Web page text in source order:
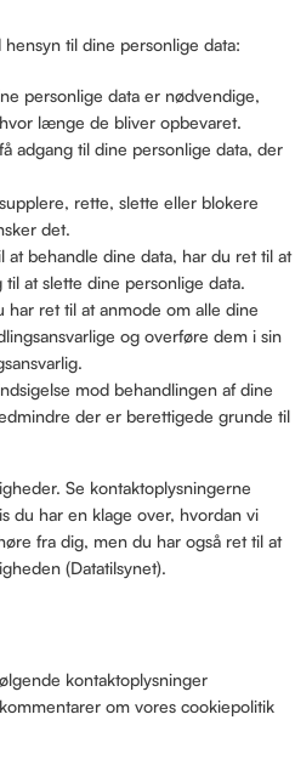
til dine personlige data:
personlige data er nødvendige,
længe de bliver opbevaret.
adgang til dine personlige data, der
rette, slette eller blokere
det.
at behandle dine data, har du ret til at
at slette dine personlige data.
har ret til at anmode om alle dine
og overføre dem i sin
mod behandlingen af ​​dine
der er berettigede grunde til
Se kontaktoplysningerne
du har en klage over, hvordan vi
fra dig, men du har også ret til at
(Datatilsynet).
kontaktoplysninger
om vores cookiepolitik